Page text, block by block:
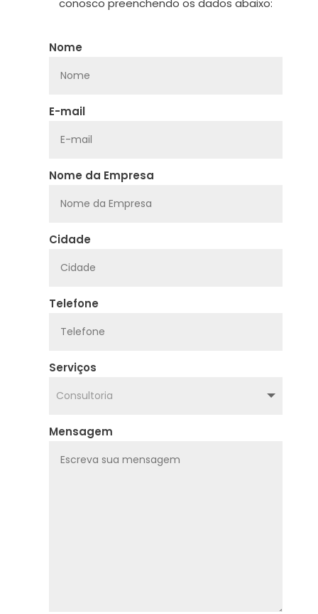
conosco preenchendo os dados abaixo:
Nome
E-mail
Nome da Empresa
Cidade
Telefone
Serviços
Mensagem